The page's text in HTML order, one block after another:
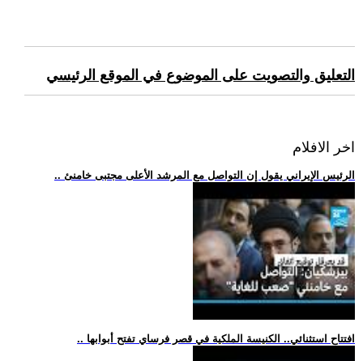
التعليق والتصويت على الموضوع في الموقع الرئيسي
اخر الافلام
.. الرئيس الإيراني يقول إن التواصل مع المرشد الأعلى مجتبى خامنئ
.. افتتاح استثنائي.. الكنيسة الملكية في قصر فرساي تفتح أبوابها